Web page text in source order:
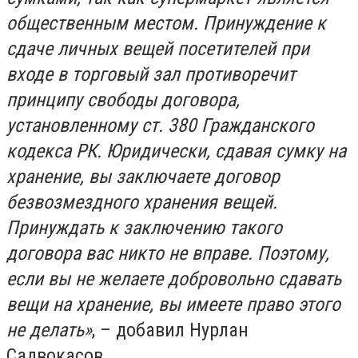
общественным местом. Принуждение к
сдаче личных вещей посетителей при
входе в торговый зал противоречит
принципу свободы договора,
установленному ст. 380 Гражданского
кодекса РК. Юридически, сдавая сумку на
хранение, вы заключаете договор
безвозмездного хранения вещей.
Принуждать к заключению такого
договора вас никто не вправе. Поэтому,
если вы не желаете добровольно сдавать
вещи на хранение, вы имеете право этого
не делать», – добавил Нурлан